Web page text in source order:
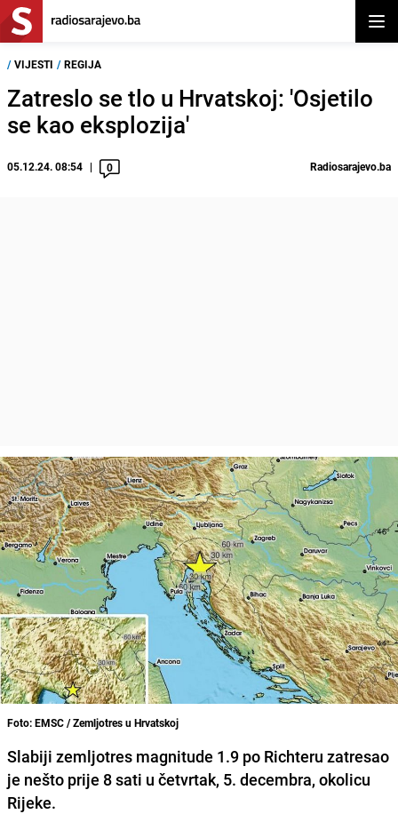
/ VIJESTI / REGIJA
Zatreslo se tlo u Hrvatskoj: 'Osjetilo
se kao eksplozija'
05.12.24. 08:54 0 Radiosarajevo.ba
Foto: EMSC / Zemljotres u Hrvatskoj
Slabiji zemljotres magnitude 1.9 po Richteru zatresao
je nešto prije 8 sati u četvrtak, 5. decembra, okolicu
Rijeke.